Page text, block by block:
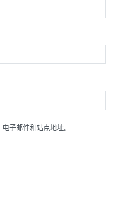
子邮件和站点地址。